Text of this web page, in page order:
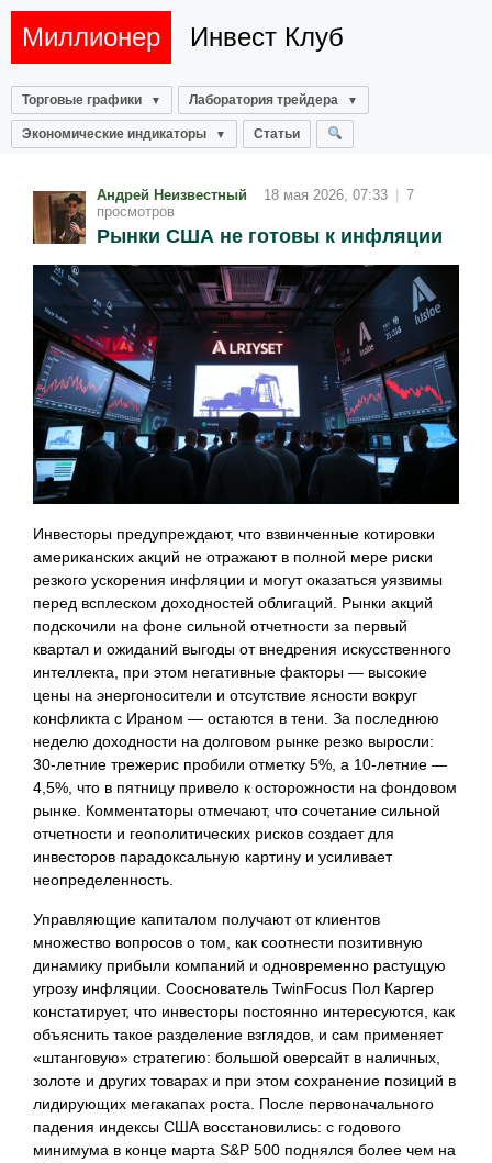
Миллионер Инвест Клуб
Торговые графики Лаборатория трейдера
Экономические индикаторы Статьи
Андрей Неизвестный 18 мая 2026, 07:33
7
просмотров
Рынки США не готовы к инфляции
Инвесторы предупреждают, что взвинченные котировки
американских акций не отражают в полной мере риски
резкого ускорения инфляции и могут оказаться уязвимы
перед всплеском доходностей облигаций. Рынки акций
подскочили на фоне сильной отчетности за первый
квартал и ожиданий выгоды от внедрения искусственного
интеллекта, при этом негативные факторы — высокие
цены на энергоносители и отсутствие ясности вокруг
конфликта с Ираном — остаются в тени. За последнюю
неделю доходности на долговом рынке резко выросли:
30-летние трежерис пробили отметку 5%, а 10-летние —
4,5%, что в пятницу привело к осторожности на фондовом
рынке. Комментаторы отмечают, что сочетание сильной
отчетности и геополитических рисков создает для
инвесторов парадоксальную картину и усиливает
неопределенность.
Управляющие капиталом получают от клиентов
множество вопросов о том, как соотнести позитивную
динамику прибыли компаний и одновременно растущую
угрозу инфляции. Сооснователь TwinFocus Пол Каргер
констатирует, что инвесторы постоянно интересуются, как
объяснить такое разделение взглядов, и сам применяет
«штанговую» стратегию: большой оверсайт в наличных,
золоте и других товарах и при этом сохранение позиций в
лидирующих мегакапах роста. После первоначального
падения индексы США восстановились: с годового
минимума в конце марта S&P 500 поднялся более чем на